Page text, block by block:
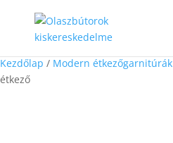
Kezdőlap / Modern étkezőgarnitúrák
étkező